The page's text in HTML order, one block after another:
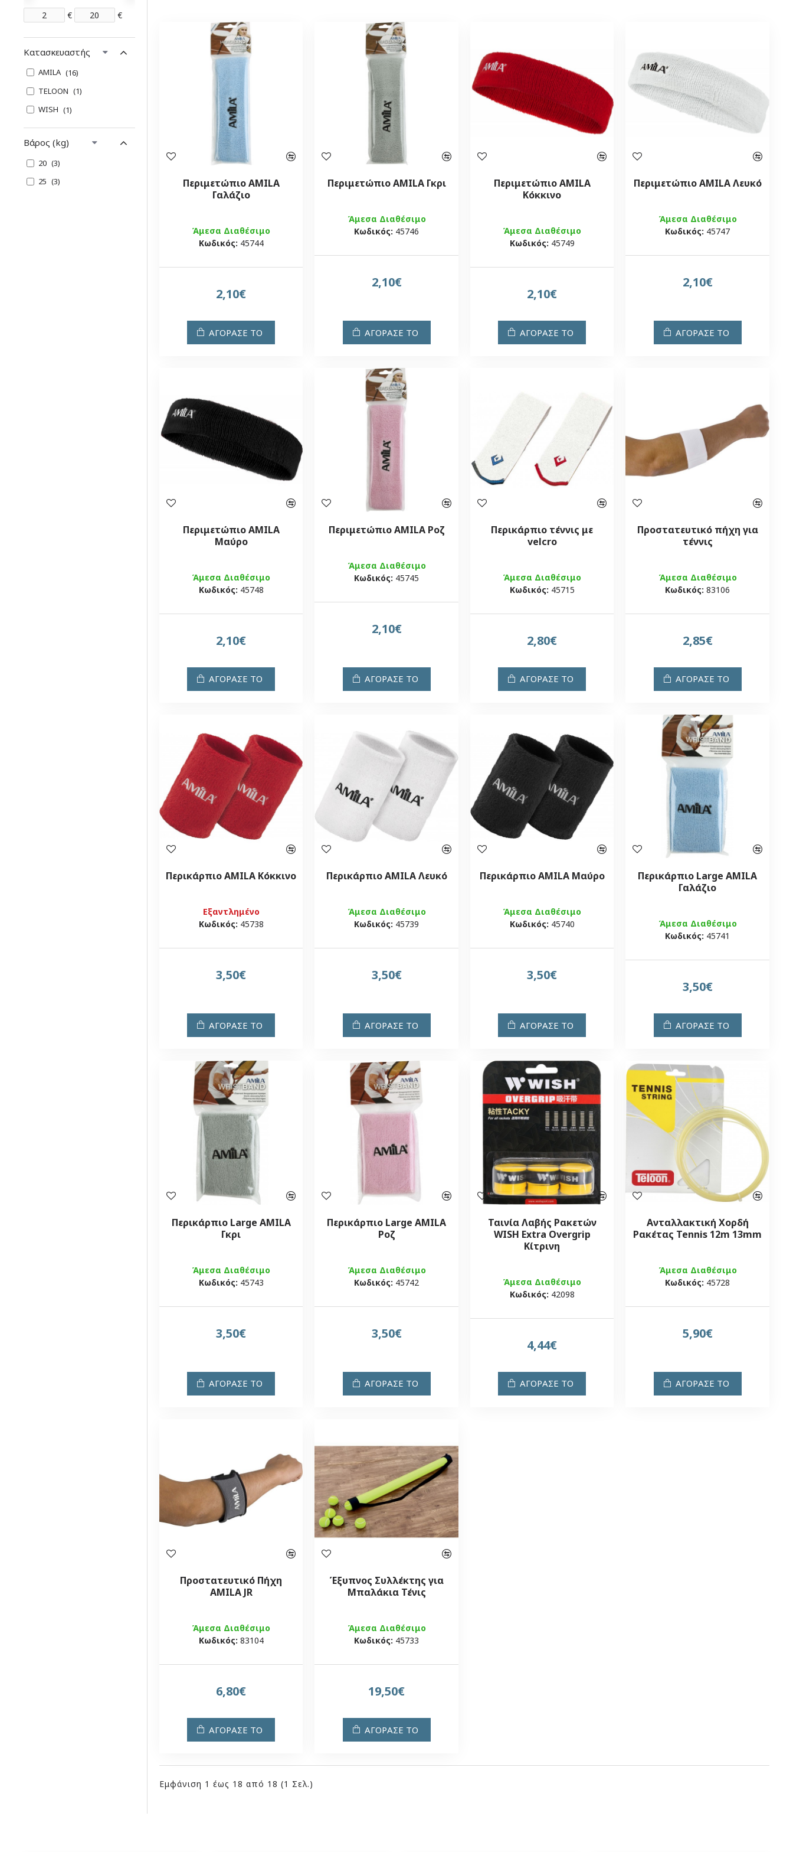
€ €
Κατασκευαστής
AMILA
16
TELOON
1
WISH
1
Βάρος (kg)
20
3
25
3
Άμεσα Διαθέσιμο
Κωδικός: 45744
Περιμετώπιο AMILA
Γαλάζιο
2,10€
ΑΓΟΡΑΣΕ ΤΟ
Άμεσα Διαθέσιμο
Κωδικός: 45746
Περιμετώπιο AMILA Γκρι
2,10€
ΑΓΟΡΑΣΕ ΤΟ
Άμεσα Διαθέσιμο
Κωδικός: 45749
Περιμετώπιο AMILA
Κόκκινο
2,10€
ΑΓΟΡΑΣΕ ΤΟ
Άμεσα Διαθέσιμο
Κωδικός: 45747
Περιμετώπιο AMILA Λευκό
2,10€
ΑΓΟΡΑΣΕ ΤΟ
Άμεσα Διαθέσιμο
Κωδικός: 45748
Περιμετώπιο AMILA
Μαύρο
2,10€
ΑΓΟΡΑΣΕ ΤΟ
Άμεσα Διαθέσιμο
Κωδικός: 45745
Περιμετώπιο AMILA Ροζ
2,10€
ΑΓΟΡΑΣΕ ΤΟ
Άμεσα Διαθέσιμο
Κωδικός: 45715
Περικάρπιο τέννις με
velcro
2,80€
ΑΓΟΡΑΣΕ ΤΟ
Άμεσα Διαθέσιμο
Κωδικός: 83106
Προστατευτικό πήχη για
τέννις
2,85€
ΑΓΟΡΑΣΕ ΤΟ
Εξαντλημένο
Κωδικός: 45738
Περικάρπιο AMILA Κόκκινο
3,50€
ΑΓΟΡΑΣΕ ΤΟ
Άμεσα Διαθέσιμο
Κωδικός: 45739
Περικάρπιο AMILA Λευκό
3,50€
ΑΓΟΡΑΣΕ ΤΟ
Άμεσα Διαθέσιμο
Κωδικός: 45740
Περικάρπιο AMILA Μαύρο
3,50€
ΑΓΟΡΑΣΕ ΤΟ
Άμεσα Διαθέσιμο
Κωδικός: 45741
Περικάρπιο Large AMILA
Γαλάζιο
3,50€
ΑΓΟΡΑΣΕ ΤΟ
Άμεσα Διαθέσιμο
Κωδικός: 45743
Περικάρπιο Large AMILA
Γκρι
3,50€
ΑΓΟΡΑΣΕ ΤΟ
Άμεσα Διαθέσιμο
Κωδικός: 45742
Περικάρπιο Large AMILA
Ροζ
3,50€
ΑΓΟΡΑΣΕ ΤΟ
Άμεσα Διαθέσιμο
Κωδικός: 42098
Ταινία Λαβής Ρακετών
WISH Extra Overgrip
Κίτρινη
4,44€
ΑΓΟΡΑΣΕ ΤΟ
Άμεσα Διαθέσιμο
Κωδικός: 45728
Ανταλλακτική Χορδή
Ρακέτας Tennis 12m 13mm
5,90€
ΑΓΟΡΑΣΕ ΤΟ
Άμεσα Διαθέσιμο
Κωδικός: 83104
Προστατευτικό Πήχη
AMILA JR
6,80€
ΑΓΟΡΑΣΕ ΤΟ
Άμεσα Διαθέσιμο
Κωδικός: 45733
Έξυπνος Συλλέκτης για
Μπαλάκια Τένις
19,50€
ΑΓΟΡΑΣΕ ΤΟ
Εμφάνιση 1 έως 18 από 18 (1 Σελ.)